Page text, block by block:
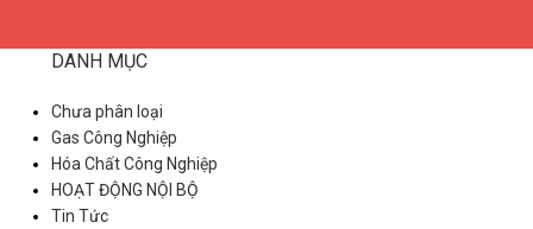
DANH MỤC
Chưa phân loại
Gas Công Nghiệp
Hóa Chất Công Nghiệp
HOẠT ĐỘNG NỘI BỘ
Tin Tức